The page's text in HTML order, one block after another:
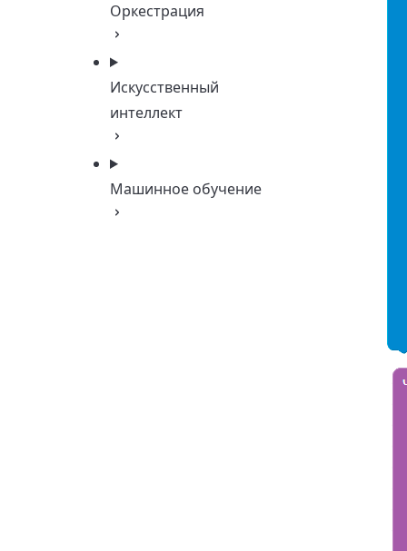
Оркестрация
Искусственный
интеллект
Машинное обучение